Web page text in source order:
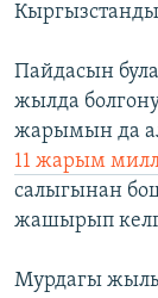
Пайдасын
жылда
жарымын да
11 жарым
салыгынан
жашырып
Мурдагы